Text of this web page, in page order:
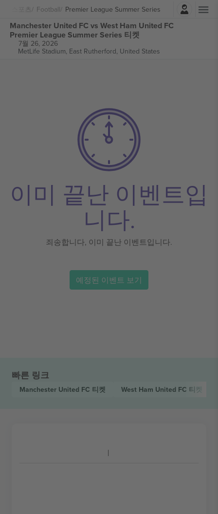
스포츠 Football Premier League Summer Series
로그인
Manchester United FC vs West Ham United FC
Premier League Summer Series 티켓
7월 26, 2026
MetLife Stadium, East Rutherford, United States
이미 끝난 이벤트입
니다.
죄송합니다, 이미 끝난 이벤트입니다.
예정된 이벤트 보기
빠른 링크
Manchester United FC 티켓 West Ham United FC 티켓